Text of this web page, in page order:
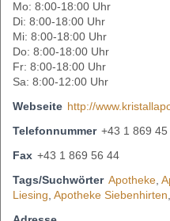
Mo: 8:00-18:00 Uhr
Di: 8:00-18:00 Uhr
Mi: 8:00-18:00 Uhr
Do: 8:00-18:00 Uhr
Fr: 8:00-18:00 Uhr
Sa: 8:00-12:00 Uhr
Webseite http://
Telefonnummer +43 1 869 45
Fax +43 1 869 56 44
Tags/Suchwörter Apotheke,
Liesing, Apotheke Siebenhirten,